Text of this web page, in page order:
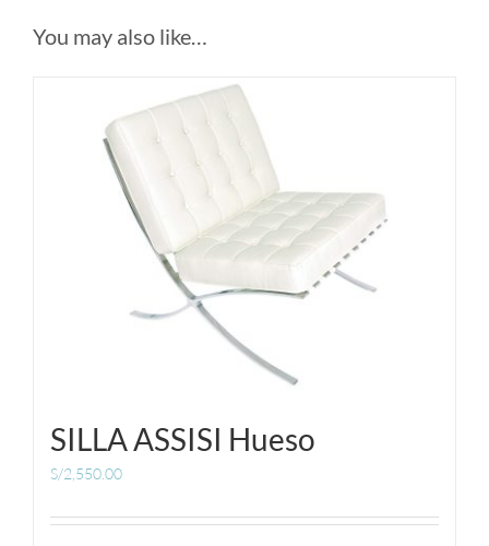
You may also like…
SILLA ASSISI Hueso
S/2,550.00